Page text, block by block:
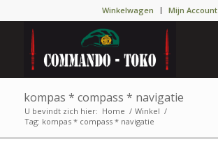
Winkelwagen Mijn Account
kompas * compass * navigatie
U bevindt zich hier: Home / Winkel /
Tag: kompas * compass * navigatie